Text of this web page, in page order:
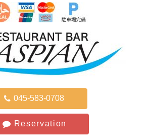
045-583-0708
Reservation